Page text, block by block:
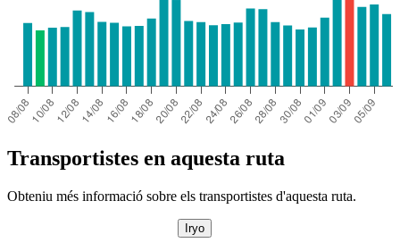
Transportistes en aquesta ruta
Obteniu més informació sobre els transportistes d'aquesta ruta.
Iryo